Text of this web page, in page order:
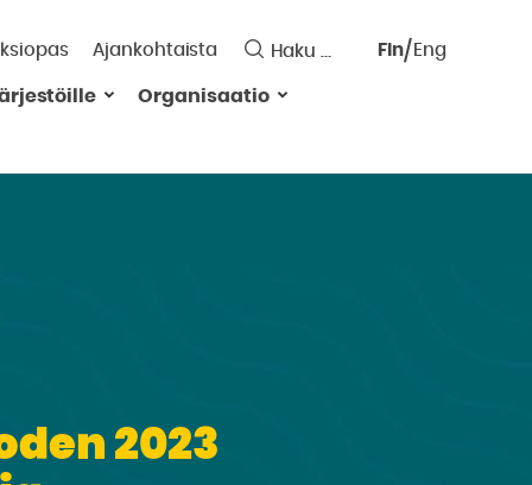
Ajankohtaista
kieli:
Fin Eng
Organisaatio
2023